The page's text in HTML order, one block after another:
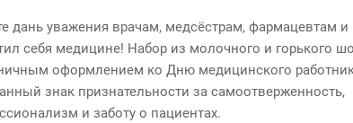
дань уважения врачам, медсёстрам, фармацевтам и
себя медицине! Набор из молочного и горького
оформлением ко Дню медицинского
знак признательности за самоотверженность,
и заботу о пациентах.